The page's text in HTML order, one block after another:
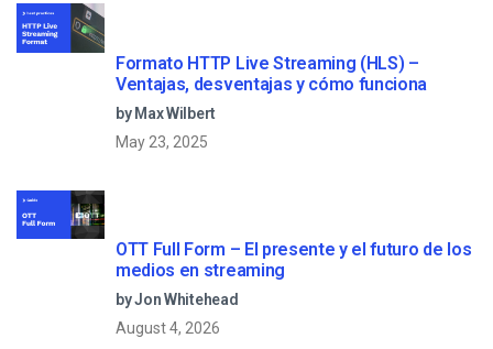
Formato HTTP Live Streaming (HLS) –
Ventajas, desventajas y cómo funciona
by Max Wilbert
May 23, 2025
OTT Full Form – El presente y el futuro de los
medios en streaming
by Jon Whitehead
August 4, 2026